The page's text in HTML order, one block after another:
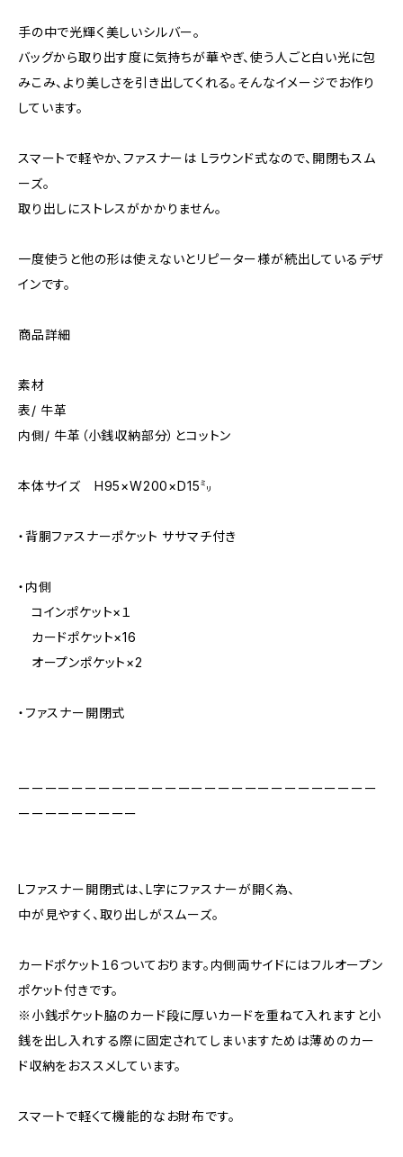
手の中で光輝く美しいシルバー。
バッグから取り出す度に気持ちが華やぎ、使う人ごと白い光に包
みこみ、より美しさを引き出してくれる。そんなイメージでお作り
しています。
スマートで軽やか、ファスナーは Lラウンド式なので、開閉もスム
ーズ。
取り出しにストレスがかかりません。
一度使うと他の形は使えないとリピーター様が続出しているデザ
インです。
商品詳細
素材
表/ 牛革
内側/ 牛革（小銭収納部分）とコットン
本体サイズ H95×W200×D15㍉
・背胴ファスナーポケット ササマチ付き
・内側
コインポケット×１
カードポケット×16
オープンポケット×2
・ファスナー開閉式
ーーーーーーーーーーーーーーーーーーーーーーーーーーー
ーーーーーーーーー
Lファスナー開閉式は、L字にファスナーが開く為、
中が見やすく、取り出しがスムーズ。
カードポケット１6ついております。内側両サイドにはフルオープン
ポケット付きです。
※小銭ポケット脇のカード段に厚いカードを重ねて入れますと小
銭を出し入れする際に固定されてしまいますためは薄めのカー
ド収納をおススメしています。
スマートで軽くて機能的なお財布です。